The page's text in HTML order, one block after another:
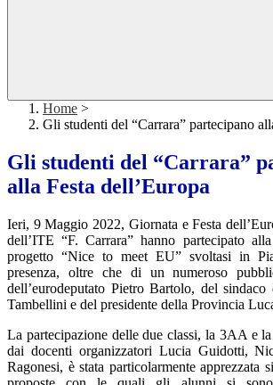
Home >
Gli studenti del “Carrara” partecipano
Gli studenti del “Carrara”
alla Festa dell’Europa
Ieri, 9 Maggio 2022, Giornata e Festa
dell’ITE “F. Carrara” hanno partecipato
progetto “Nice to meet EU” svoltasi in
presenza, oltre che di un numeroso
dell’eurodeputato Pietro Bartolo, del
Tambellini e del presidente della Provincia
La partecipazione delle due classi, la 3AA e
dai docenti organizzatori Lucia Guidotti,
Ragonesi, è stata particolarmente apprezzata